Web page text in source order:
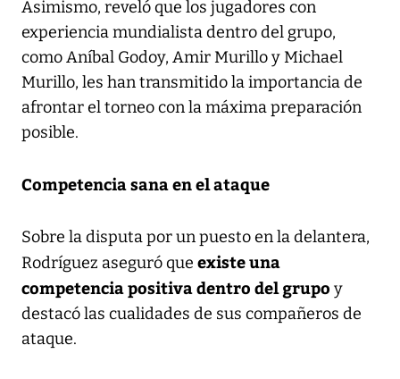
Asimismo, reveló que los jugadores con
experiencia mundialista dentro del grupo,
como Aníbal Godoy, Amir Murillo y Michael
Murillo, les han transmitido la importancia de
afrontar el torneo con la máxima preparación
posible.
Competencia sana en el ataque
Sobre la disputa por un puesto en la delantera,
Rodríguez aseguró que existe una
competencia positiva dentro del grupo y
destacó las cualidades de sus compañeros de
ataque.